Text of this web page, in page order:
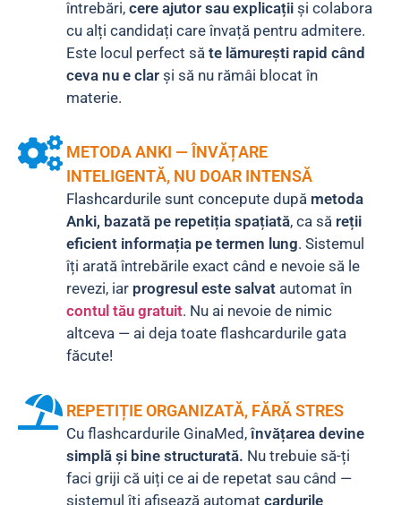
întrebări,cere ajutor sau explicații și colabora
cu alți candidați care învață pentru admitere.
Este locul perfect săte lămurești rapid când
ceva nu e clar și să nu rămâi blocat în
materie.
METODA ANKI — ÎNVĂȚARE
INTELIGENTĂ, NU DOAR INTENSĂ
Flashcardurile sunt concepute după metoda
Anki, bazată pe repetiția spațiată, ca să reții
eficient informația pe termen lung. Sistemul
îți arată întrebările exact când e nevoie să le
revezi, iar progresul este salvat automat în
contul tău gratuit. Nu ai nevoie de nimic
altceva — ai deja toate flashcardurile gata
făcute!
REPETIȚIE ORGANIZATĂ, FĂRĂ STRES
Cu flashcardurile GinaMed,învățarea devine
simplă și bine structurată. Nu trebuie să-ți
faci griji că uiți ce ai de repetat sau când —
sistemul îți afișează automatcardurile